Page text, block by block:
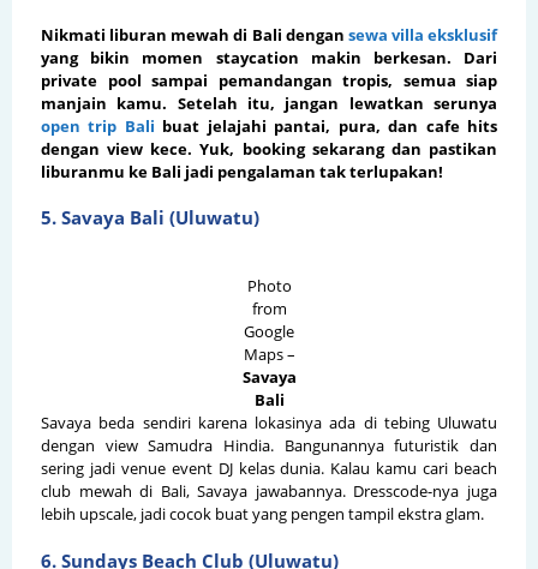
Nikmati liburan mewah di Bali dengan sewa villa eksklusif
yang bikin momen staycation makin berkesan. Dari
private pool sampai pemandangan tropis, semua siap
manjain kamu. Setelah itu, jangan lewatkan serunya
open trip Bali buat jelajahi pantai, pura, dan cafe hits
dengan view kece. Yuk, booking sekarang dan pastikan
liburanmu ke Bali jadi pengalaman tak terlupakan!
5. Savaya Bali (Uluwatu)
Photo
from
Google
Maps –
Savaya
Bali
Savaya beda sendiri karena lokasinya ada di tebing Uluwatu
dengan view Samudra Hindia. Bangunannya futuristik dan
sering jadi venue event DJ kelas dunia. Kalau kamu cari beach
club mewah di Bali, Savaya jawabannya. Dresscode-nya juga
lebih upscale, jadi cocok buat yang pengen tampil ekstra glam.
6. Sundays Beach Club (Uluwatu)